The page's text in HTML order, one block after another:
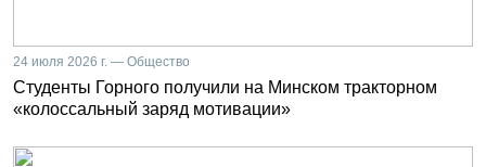
24 июля 2026 г. — Общество
Студенты Горного получили на Минском тракторном
«колоссальный заряд мотивации»